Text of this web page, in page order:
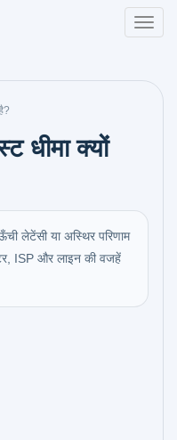
धीमा क्यों
लेटेंसी या अस्थिर परिणाम
ISP और लाइन की वजहें